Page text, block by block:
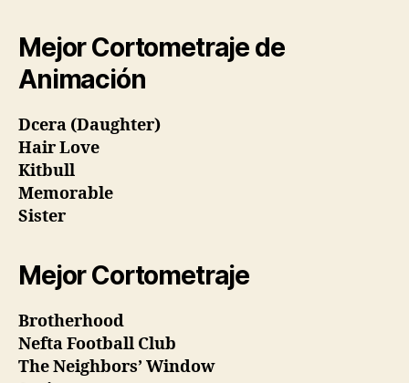
Mejor Cortometraje de
Animación
Dcera (Daughter)
Hair Love
Kitbull
Memorable
Sister
Mejor Cortometraje
Brotherhood
Nefta Football Club
The Neighbors’ Window